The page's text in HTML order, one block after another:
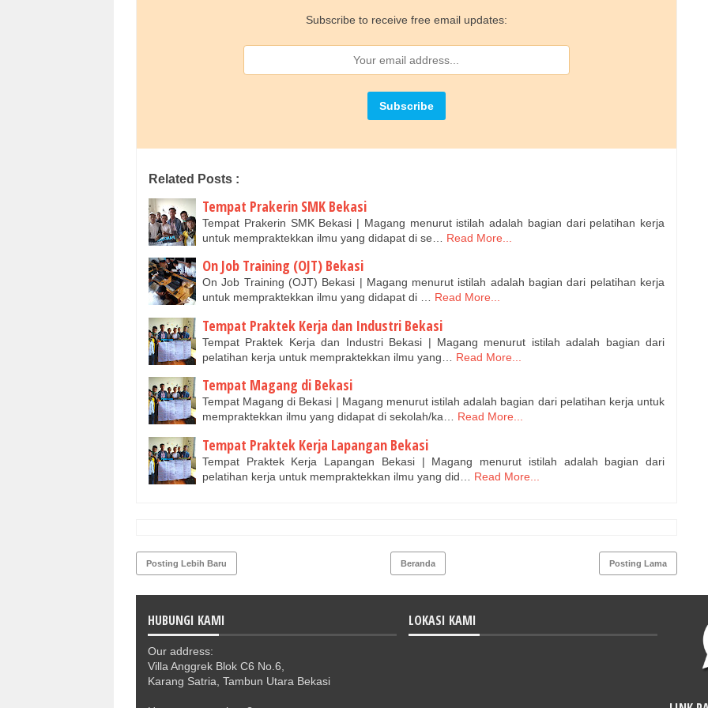
Subscribe to receive free email updates:
Related Posts :
Tempat Prakerin SMK Bekasi
Tempat Prakerin SMK Bekasi | Magang menurut istilah adalah bagian dari pelatihan kerja
untuk mempraktekkan ilmu yang didapat di se…
Read More...
On Job Training (OJT) Bekasi
On Job Training (OJT) Bekasi | Magang menurut istilah adalah bagian dari pelatihan kerja
untuk mempraktekkan ilmu yang didapat di … Read More...
Tempat Praktek Kerja dan Industri Bekasi
Tempat Praktek Kerja dan Industri Bekasi | Magang menurut istilah adalah bagian dari
pelatihan kerja untuk mempraktekkan ilmu yang…
Read More...
Tempat Magang di Bekasi
Tempat Magang di Bekasi | Magang menurut istilah adalah bagian dari pelatihan kerja untuk
mempraktekkan ilmu yang didapat di sekolah/ka… Read More...
Tempat Praktek Kerja Lapangan Bekasi
Tempat Praktek Kerja Lapangan Bekasi | Magang menurut istilah adalah bagian dari
pelatihan kerja untuk mempraktekkan ilmu yang did…
Read More...
Posting Lebih Baru Posting Lama
Beranda
HUBUNGI KAMI
Our address:
Villa Anggrek Blok C6 No.6,
Karang Satria, Tambun Utara Bekasi
LOKASI KAMI